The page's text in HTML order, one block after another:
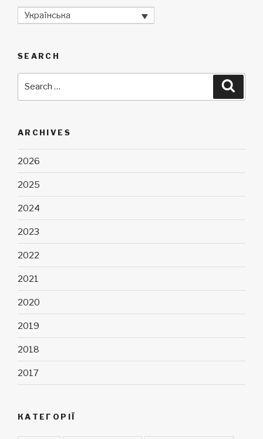
Українська
SEARCH
ARCHIVES
2026
2025
2024
2023
2022
2021
2020
2019
2018
2017
КАТЕГОРІЇ